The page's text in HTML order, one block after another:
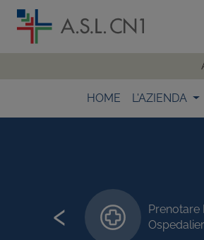
HOME L'AZIENDA
esami
Prenotare
‹